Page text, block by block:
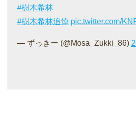
#樹木希林
#樹木希林追悼 pic.twitter.com/
— ずっきー (@Mosa_Zukki_86)